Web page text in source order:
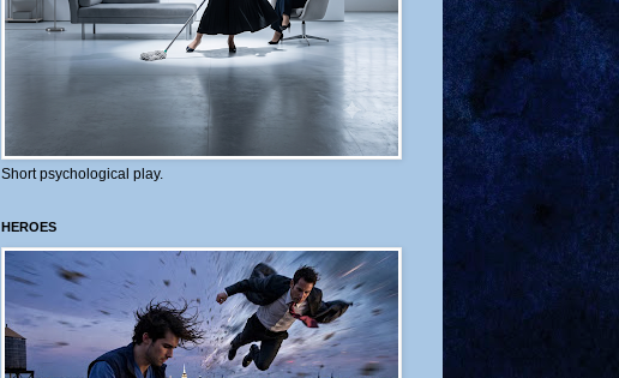
Short psychological play.
HEROES